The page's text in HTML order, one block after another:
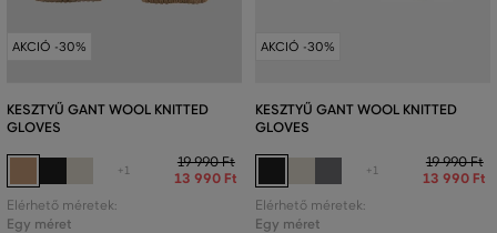
AKCIÓ -30%
KESZTYŰ GANT WOOL KNITTED
GLOVES
+1
19 990 Ft
13 990 Ft
Elérhető méretek:
Egy méret
AKCIÓ -30%
KESZTYŰ GANT WOOL KNITTED
GLOVES
+1
19 990 Ft
13 990 Ft
Elérhető méretek:
Egy méret